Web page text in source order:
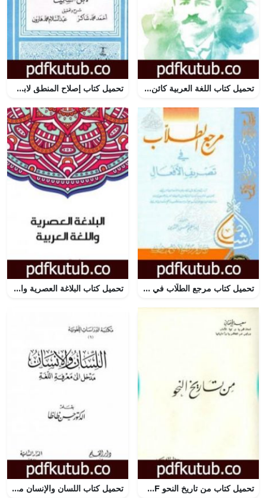
تحميل كتاب اللغة العربية كائن حي PDF تأليف جرجي زيدان مجانا [كامل] تحميل كتاب إصلاح المنطق لابن السكيت PDF تأليف أحمد محمد شاكر مجانا [كامل]
تحميل كتاب مرجع الطلّاب في تصريف الأفعال PDF تأليف إبراهيم شمس الدين مجانا [كامل] تحميل كتاب البلاغة العصرية واللغة العربية PDF تأليف سلامة موسى مجانا [كامل]
تحميل كتاب من تاريخ النحو PDF تأليف سعيد الأفغاني مجانا [كامل] تحميل كتاب اللسان والإنسان مدخل إلى معرفة اللغة PDF تأليف حسن ظاظا مجانا [كامل]